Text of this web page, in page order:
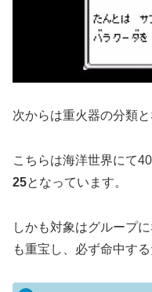
次からは重火器の分類と
こちらは海洋世界にて
25となっています。
しかも対象はグループ
も重宝し、必ず命中す